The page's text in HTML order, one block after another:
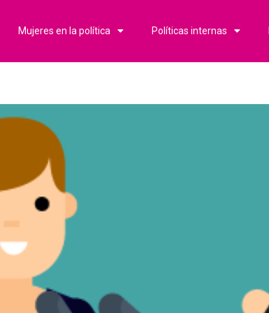
Mujeres en la política Políticas internas